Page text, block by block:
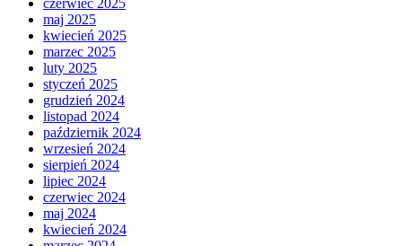
czerwiec 2025
maj 2025
kwiecień 2025
marzec 2025
luty 2025
styczeń 2025
grudzień 2024
listopad 2024
październik 2024
wrzesień 2024
sierpień 2024
lipiec 2024
czerwiec 2024
maj 2024
kwiecień 2024